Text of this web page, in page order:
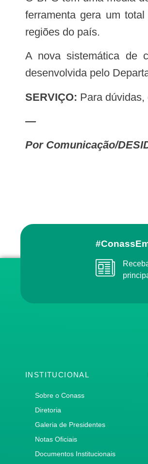
ferramenta gera um
regiões do país.
A nova sistemática de cadastramento no BPS é provisória. A iniciativa será substituída por ferramenta que está sendo
desenvolvida pelo
SERVIÇO: Para
—
Por Comunicação/
Receba o conteúdo semanal do Conass com as
INSTITUCIONAL
Sobre o Conass
Diretoria
Galeria de Presidentes
Notas Oficiais
Documentos Institucionais